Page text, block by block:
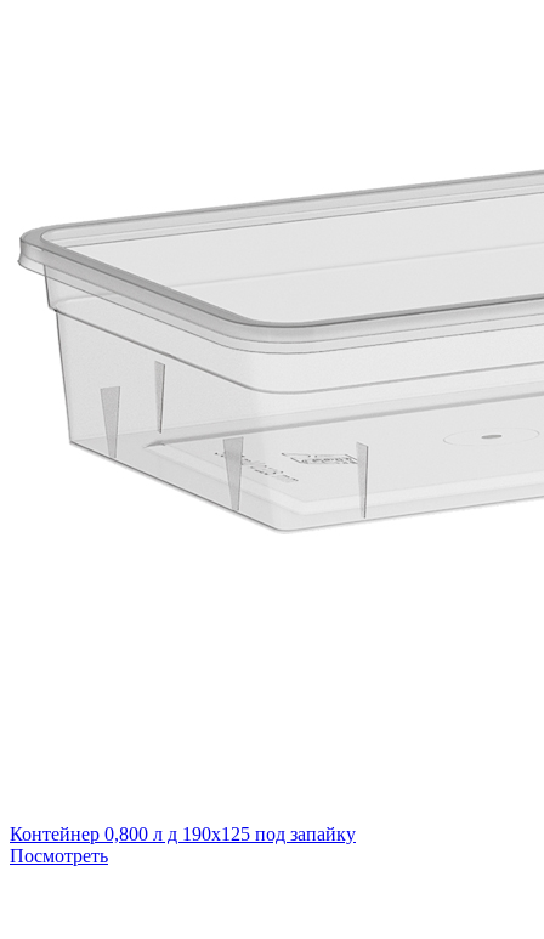
Контейнер 0,800 л д 190х125 под запайку
Посмотреть